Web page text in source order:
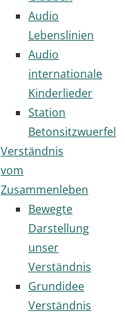
Audio
Lebenslinien
Audio
internationale
Kinderlieder
Station
Betonsitzwuerfel
Verständnis
vom
Zusammenleben
Bewegte
Darstellung
unser
Verständnis
Grundidee
Verständnis